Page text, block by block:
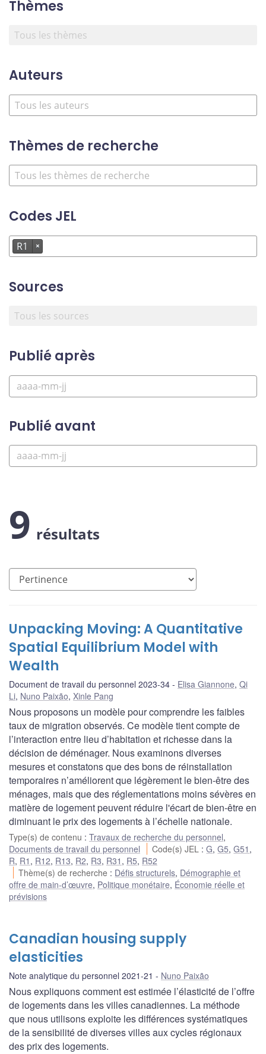
Thèmes
Auteurs
Thèmes de recherche
Codes JEL
R1 ×
Sources
Publié après
Publié avant
9 résultats
Unpacking Moving: A Quantitative
Spatial Equilibrium Model with
Wealth
Document de travail du personnel 2023-34 Elisa Giannone, Qi
Li, Nuno Paixão, Xinle Pang
Nous proposons un modèle pour comprendre les faibles
taux de migration observés. Ce modèle tient compte de
l’interaction entre lieu d’habitation et richesse dans la
décision de déménager. Nous examinons diverses
mesures et constatons que des bons de réinstallation
temporaires n’améliorent que légèrement le bien-être des
ménages, mais que des réglementations moins sévères en
matière de logement peuvent réduire l'écart de bien-être en
diminuant le prix des logements à l’échelle nationale.
Type(s) de contenu : Travaux de recherche du personnel,
Documents de travail du personnel
Code(s) JEL :G,G5,G51 ,
R, R1 , R12, R13, R2, R3, R31 , R5, R52
Thème(s) de recherche : Défis structurels, Démographie et
offre de main-d’œuvre, Politique monétaire, Économie réelle et
prévisions
Canadian housing supply
elasticities
Note analytique du personnel 2021-21 Nuno Paixão
Nous expliquons comment est estimée l’élasticité de l’offre
de logements dans les villes canadiennes. La méthode
que nous utilisons exploite les différences systématiques
de la sensibilité de diverses villes aux cycles régionaux
des prix des logements.